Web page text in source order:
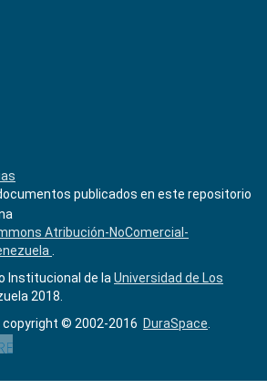
publicados en este repositorio
Atribución-NoComercial-
Institucional de la Universidad de Los
2018.
copyright © 2002-2016 DuraSpace